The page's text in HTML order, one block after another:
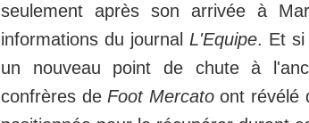
seulement après son arrivée à
informations du journal L'Equipe. Et si
un nouveau point de chute à
confrères de Foot Mercatoont révélé